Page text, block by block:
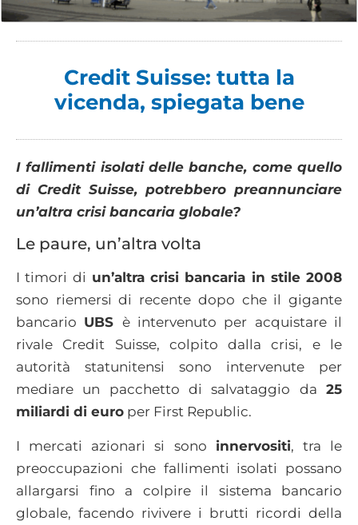
Credit Suisse: tutta la
vicenda, spiegata bene
I fallimenti isolati delle banche, come quello
di Credit Suisse, potrebbero preannunciare
un’altra crisi bancaria globale?
Le paure, un’altra volta
I timori di un’altra crisi bancaria in stile 2008
sono riemersi di recente dopo che il gigante
bancario UBS è intervenuto per acquistare il
rivale Credit Suisse, colpito dalla crisi, e le
autorità statunitensi sono intervenute per
mediare un pacchetto di salvataggio da 25
miliardi di euro per First Republic.
I mercati azionari si sono innervositi, tra le
preoccupazioni che fallimenti isolati possano
allargarsi fino a colpire il sistema bancario
globale, facendo rivivere i brutti ricordi della